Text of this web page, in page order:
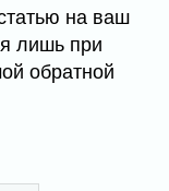
на ваш
лишь при
обратной